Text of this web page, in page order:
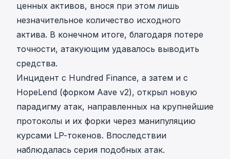
ценных активов, внося при этом лишь
незначительное количество исходного
актива. В конечном итоге, благодаря потере
точности, атакующим удавалось выводить
средства.
Инцидент с Hundred Finance, а затем и с
HopeLend (форком Aave v2), открыл новую
парадигму атак, направленных на крупнейшие
протоколы и их форки через манипуляцию
курсами LP-токенов. Впоследствии
наблюдалась серия подобных атак.